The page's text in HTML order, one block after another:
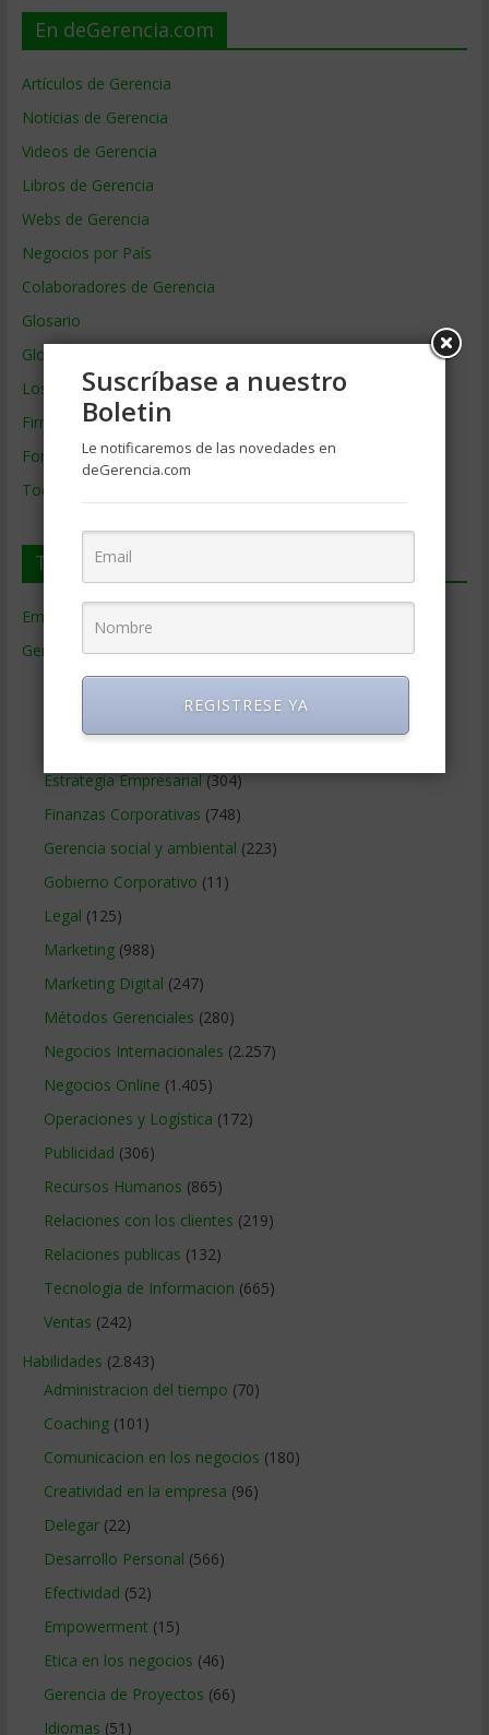
En deGerencia.com
Artículos de Gerencia
Noticias de Gerencia
Videos de Gerencia
Libros de Gerencia
Webs de Gerencia
Negocios por País
Colaboradores de Gerencia
Glosario
Glosario Inglés – Español
Los mejores MBA
Firmas de Gerencia
Formación de Gerencia
Todos los Temas
Temas de Gerencia
Empresas de Gerencia
Gerencia(9.477)
Ciencias Económicas(80)
Estrategia Empresarial (304)
Finanzas Corporativas (748)
Gerencia social y ambiental (223)
Gobierno Corporativo (11)
Legal (125)
Marketing(988)
Marketing Digital (247)
Métodos Gerenciales (280)
Negocios Internacionales (2.257)
Negocios Online (1.405)
Operaciones y Logística (172)
Publicidad (306)
Recursos Humanos (865)
Relaciones con los clientes (219)
Relaciones publicas (132)
Tecnologia de Informacion (665)
Ventas (242)
Habilidades (2.843)
Administracion del tiempo (70)
Coaching(101)
Comunicacion en los negocios (180)
Creatividad en la empresa (96)
Delegar(22)
Desarrollo Personal (566)
Efectividad (52)
Empowerment (15)
Etica en los negocios (46)
Gerencia de Proyectos (66)
Idiomas (51)
Suscríbase a nuestro
Boletin
Le notificaremos de las novedades en
deGerencia.com
REGISTRESE YA